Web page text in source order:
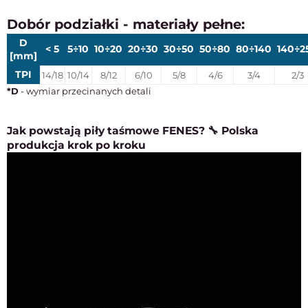
Dobór podziałki - materiały pełne:
D
[mm]
< 5 5÷10 10÷20 20÷30 30÷50 50÷80 80÷140
TPI 14/18 10/14 8/12 6/10 5/8 4/6 3/4
2/3
*D- wymiar przecinanych detali
Jak powstają piły taśmowe FENES? 🔧 Polska
produkcja krok po kroku